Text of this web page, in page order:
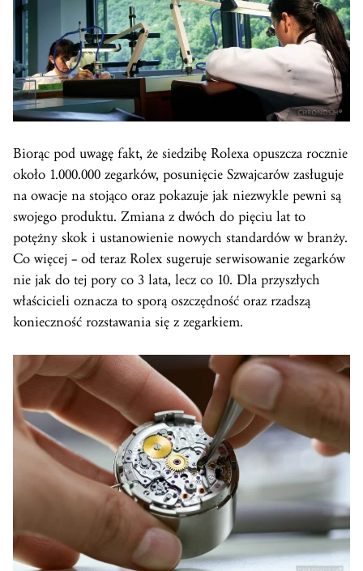
Biorąc pod uwagę fakt, że siedzibę Rolexa opuszcza rocznie
około 1.000.000 zegarków, posunięcie Szwajcarów zasługuje
na owacje na stojąco oraz pokazuje jak niezwykle pewni są
swojego produktu. Zmiana z dwóch do pięciu lat to
potężny skok i ustanowienie nowych standardów w branży.
Co więcej – od teraz Rolex sugeruje serwisowanie zegarków
nie jak do tej pory co 3 lata, lecz co 10. Dla przyszłych
właścicieli oznacza to sporą oszczędność oraz rzadszą
konieczność rozstawania się z zegarkiem.